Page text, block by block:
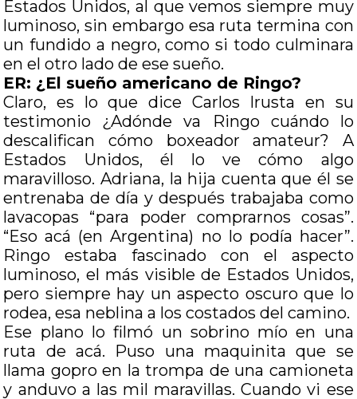
Estados Unidos, al que vemos siempre muy
luminoso, sin embargo esa ruta termina con
un fundido a negro, como si todo culminara
en el otro lado de ese sueño.
ER: ¿El sueño americano de Ringo?
Claro, es lo que dice Carlos Irusta en su
testimonio ¿Adónde va Ringo cuándo lo
descalifican cómo boxeador amateur? A
Estados Unidos, él lo ve cómo algo
maravilloso. Adriana, la hija cuenta que él se
entrenaba de día y después trabajaba como
lavacopas “para poder comprarnos cosas”.
“Eso acá (en Argentina) no lo podía hacer”.
Ringo estaba fascinado con el aspecto
luminoso, el más visible de Estados Unidos,
pero siempre hay un aspecto oscuro que lo
rodea, esa neblina a los costados del camino.
Ese plano lo filmó un sobrino mío en una
ruta de acá. Puso una maquinita que se
llama gopro en la trompa de una camioneta
y anduvo a las mil maravillas. Cuando vi ese